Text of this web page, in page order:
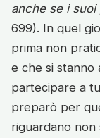
anche se i
699). In quel
prima non
e che si
partecipare a
preparò per
riguardano non